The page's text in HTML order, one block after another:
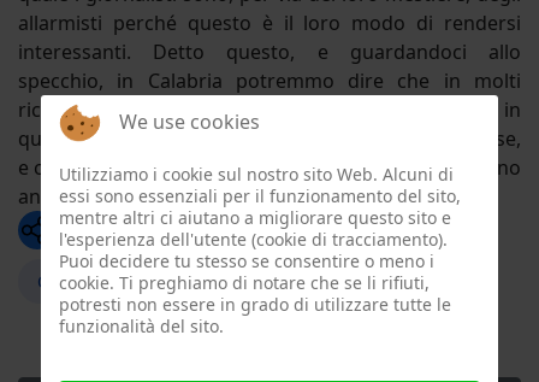
allarmisti perché questo è il loro modo di rendersi
interessanti. Detto questo, e guardandoci allo
specchio, in Calabria potremmo dire che in molti
ricorrono alla dimensione criminale perché solo in
questa prospettiva la Calabria susciterebbe interesse,
e con essa chi in tal modo la descrive tra sempre meno
angeli e tanti demoni.
Whatsapp
Calabria populismo mafia giustizia
We use cookies
Utilizziamo i cookie sul nostro sito Web. Alcuni di
essi sono essenziali per il funzionamento del sito,
mentre altri ci aiutano a migliorare questo sito e
l'esperienza dell'utente (cookie di tracciamento).
Puoi decidere tu stesso se consentire o meno i
cookie. Ti preghiamo di notare che se li rifiuti,
potresti non essere in grado di utilizzare tutte le
funzionalità del sito.